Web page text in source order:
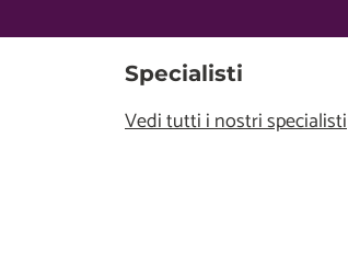
Specialisti
Vedi tutti i nostri specialisti